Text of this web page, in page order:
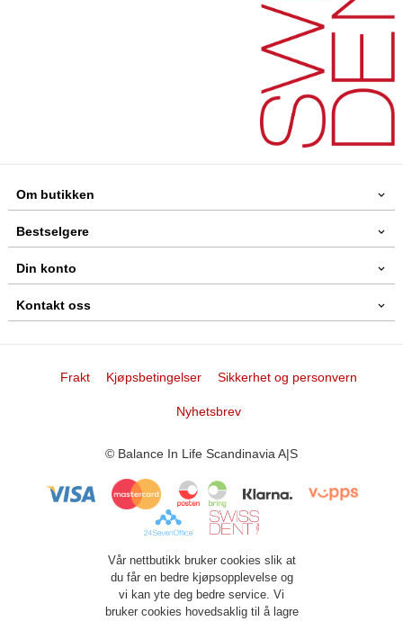
Om butikken
Bestselgere
Din konto
Kontakt oss
Frakt Kjøpsbetingelser Sikkerhet og personvern
Nyhetsbrev
© Balance In Life Scandinavia A|S
Vår nettbutikk bruker cookies slik at
du får en bedre kjøpsopplevelse og
vi kan yte deg bedre service. Vi
bruker cookies hovedsaklig til å lagre